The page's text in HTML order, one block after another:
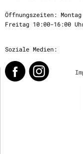
Öffnungszeiten:
Freitag 10:00-16:00
Soziale Medien: